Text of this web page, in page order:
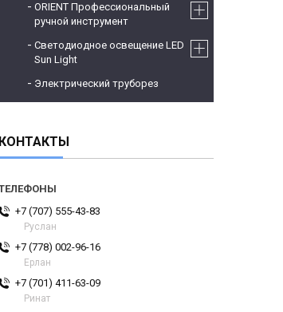
ORIENT Профессиональный
ручной инструмент
Светодиодное освещение LED
Sun Light
Электрический труборез
КОНТАКТЫ
+7 (707) 555-43-83
Руслан
+7 (778) 002-96-16
Ерлан
+7 (701) 411-63-09
Ринат